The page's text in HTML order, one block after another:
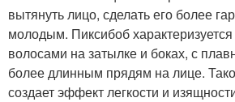
вытянуть лицо, сделать его более
молодым. Пиксибоб
волосами на затылке и боках, с
более длинным прядям на лице.
создает эффект легкости и